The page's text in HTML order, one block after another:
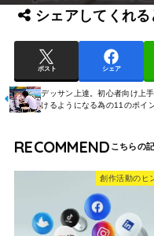
シェアしてくれる
ポスト シェア
デッサン上達。初心者向け上
けるようになる為の11のポイ
RECOMMEND
創作活動のヒ